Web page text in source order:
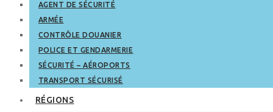
AGENT DE SÉCURITÉ
ARMÉE
CONTRÔLE DOUANIER
POLICE ET GENDARMERIE
SÉCURITÉ – AÉROPORTS
TRANSPORT SÉCURISÉ
RÉGIONS